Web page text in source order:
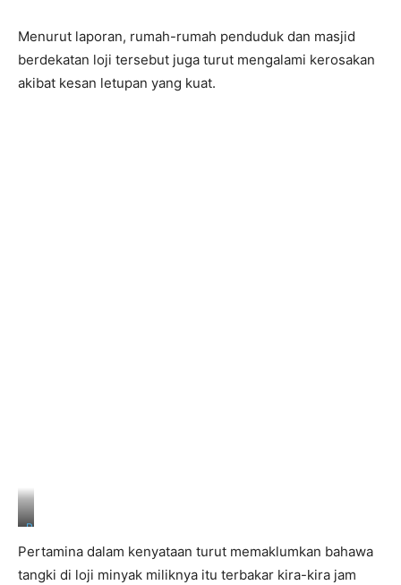
Menurut laporan, rumah-rumah penduduk dan masjid
berdekatan loji tersebut juga turut mengalami kerosakan
akibat kesan letupan yang kuat.
R
u
t
Pertamina dalam kenyataan turut memaklumkan bahawa
tangki di loji minyak miliknya itu terbakar kira-kira jam